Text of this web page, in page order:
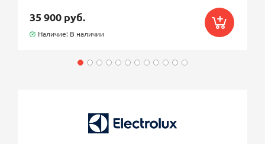
35 900 руб.
Наличие: В наличии